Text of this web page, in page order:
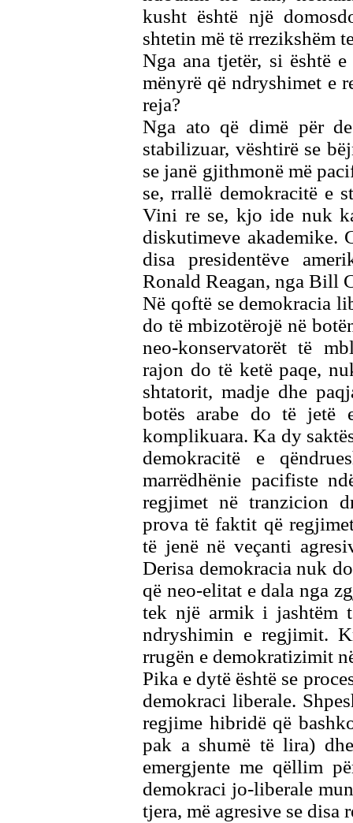
kusht është një
shtetin më të rrezikshëm
Nga ana tjetër, si është
mënyrë që ndryshimet e
reja?
Nga ato që dimë për
stabilizuar, vështirë se
se janë gjithmonë më
se, rrallë demokracitë e
Vini re se, kjo ide nuk
diskutimeve akademike.
disa presidentëve
Ronald Reagan, nga Bill
Në qoftë se demokracia
do të mbizotërojë në
neo-konservatorët të
rajon do të ketë paqe,
shtatorit, madje dhe
botës arabe do të jetë
komplikuara. Ka dy
demokracitë e
marrëdhënie pacifiste
regjimet në tranzicion
prova të faktit që
të jenë në veçanti
Derisa demokracia nuk
që neo-elitat e dala nga
tek një armik i jashtëm
ndryshimin e regjimit.
rrugën e demokratizimit
Pika e dytë është se
demokraci liberale.
regjime hibridë që
pak a shumë të lira)
emergjente me qëllim
demokraci jo-liberale
tjera, më agresive se disa